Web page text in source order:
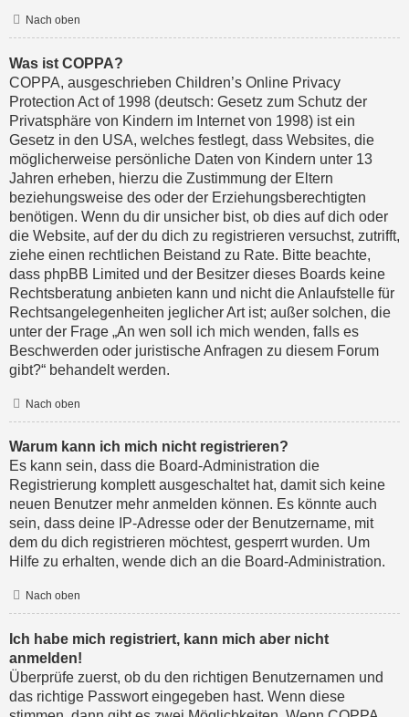
Nach oben
Was ist COPPA?
COPPA, ausgeschrieben Children’s Online Privacy
Protection Act of 1998 (deutsch: Gesetz zum Schutz der
Privatsphäre von Kindern im Internet von 1998) ist ein
Gesetz in den USA, welches festlegt, dass Websites, die
möglicherweise persönliche Daten von Kindern unter 13
Jahren erheben, hierzu die Zustimmung der Eltern
beziehungsweise des oder der Erziehungsberechtigten
benötigen. Wenn du dir unsicher bist, ob dies auf dich oder
die Website, auf der du dich zu registrieren versuchst, zutrifft,
ziehe einen rechtlichen Beistand zu Rate. Bitte beachte,
dass phpBB Limited und der Besitzer dieses Boards keine
Rechtsberatung anbieten kann und nicht die Anlaufstelle für
Rechtsangelegenheiten jeglicher Art ist; außer solchen, die
unter der Frage „An wen soll ich mich wenden, falls es
Beschwerden oder juristische Anfragen zu diesem Forum
gibt?“ behandelt werden.
Nach oben
Warum kann ich mich nicht registrieren?
Es kann sein, dass die Board-Administration die
Registrierung komplett ausgeschaltet hat, damit sich keine
neuen Benutzer mehr anmelden können. Es könnte auch
sein, dass deine IP-Adresse oder der Benutzername, mit
dem du dich registrieren möchtest, gesperrt wurden. Um
Hilfe zu erhalten, wende dich an die Board-Administration.
Nach oben
Ich habe mich registriert, kann mich aber nicht
anmelden!
Überprüfe zuerst, ob du den richtigen Benutzernamen und
das richtige Passwort eingegeben hast. Wenn diese